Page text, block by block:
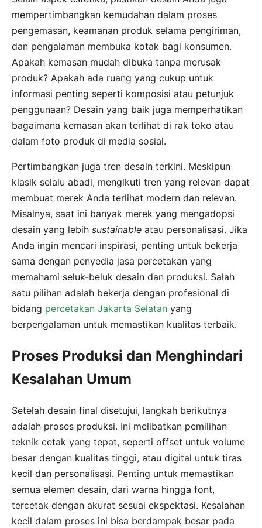
mempertimbangkan kemudahan dalam proses
pengemasan, keamanan produk selama pengiriman,
dan pengalaman membuka kotak bagi konsumen.
Apakah kemasan mudah dibuka tanpa merusak
produk? Apakah ada ruang yang cukup untuk
informasi penting seperti komposisi atau petunjuk
penggunaan? Desain yang baik juga memperhatikan
bagaimana kemasan akan terlihat di rak toko atau
dalam foto produk di media sosial.
Pertimbangkan juga tren desain terkini. Meskipun
klasik selalu abadi, mengikuti tren yang relevan dapat
membuat merek Anda terlihat modern dan relevan.
Misalnya, saat ini banyak merek yang mengadopsi
desain yang lebih sustainable atau personalisasi. Jika
Anda ingin mencari inspirasi, penting untuk bekerja
sama dengan penyedia jasa percetakan yang
memahami seluk-beluk desain dan produksi. Salah
satu pilihan adalah bekerja dengan profesional di
bidang percetakan Jakarta Selatan yang
berpengalaman untuk memastikan kualitas terbaik.
Proses Produksi dan Menghindari
Kesalahan Umum
Setelah desain final disetujui, langkah berikutnya
adalah proses produksi. Ini melibatkan pemilihan
teknik cetak yang tepat, seperti offset untuk volume
besar dengan kualitas tinggi, atau digital untuk tiras
kecil dan personalisasi. Penting untuk memastikan
semua elemen desain, dari warna hingga font,
tercetak dengan akurat sesuai ekspektasi. Kesalahan
kecil dalam proses ini bisa berdampak besar pada